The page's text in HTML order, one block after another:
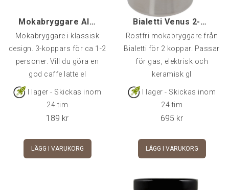
Mokabryggare Alu, 3-kopp
Mokabryggare i klassisk
design. 3-koppars för ca 1-2
personer. Vill du göra en
god caffe latte el
I lager - Skickas inom
24 tim
189 kr
LÄGG I VARUKORG
Bialetti Venus 2-koppars
Rostfri mokabryggare från
Bialetti för 2 koppar. Passar
för gas, elektrisk och
keramisk gl
I lager - Skickas inom
24 tim
695 kr
LÄGG I VARUKORG